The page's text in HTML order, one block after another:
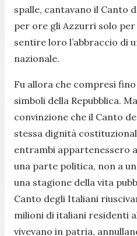
spalle, cantavano il Canto
per ore gli Azzurri solo
sentire loro l’abbraccio di
nazionale.
Fu allora che compresi
simboli della Repubblica.
convinzione che il Canto
stessa dignità
entrambi appartenessero
una parte politica, non a
una stagione della vita
Canto degli Italiani
milioni di italiani residenti
vivevano in patria,